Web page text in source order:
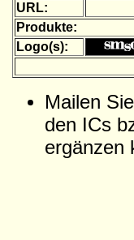
URL:
Produkte:
Logo(s):
Mailen
den ICs
ergänzen